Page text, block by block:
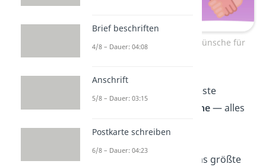
Kurze Geburtstagswünsche für
„Beste Freunde = beste
Geburtstagswünsche— alles
„Freundschaft ist das größte
Brief beschriften
4/8 – Dauer: 04:08
Anschrift
5/8 – Dauer: 03:15
Postkarte schreiben
6/8 – Dauer: 04:23